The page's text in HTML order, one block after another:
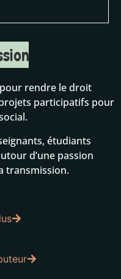
rendre le droit
participatifs pour
étudiants
d’une passion
transmission.